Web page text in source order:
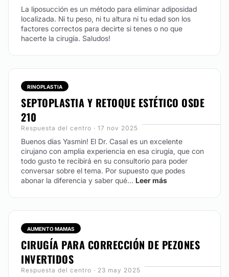
RINOMODELACIÓN
Este tratamiento se basa en la colocación de acido
hialurónico corrigiendo detalles como la giba, dorso o
punta nasal. El mismo se realiza en consultorio solo
colocando hielo previamente y la duración del
resultado es de hasta dos años.
CONTACTAR
FLEBOLOGÍA
progresando a largos y tortuosos lechos venosos
insuficientes que se manifiestan acompañados de
molestias e hinchazón. Los casos mas leves pueden
tratarse con escleroterapia. Esta técnica trata y
corrige las pequeñas arañitas vasculares haciendo
que desaparezcan. En los casos mas graves donde
La liposucción es un método para eliminar adiposidad
localizada. Ni tu peso, ni tu altura ni tu edad son los
factores correctos para decirte si tenes o no que
hacerte la cirugía. Saludos!
RINOPLASTIA
SEPTOPLASTIA Y RETOQUE ESTÉTICO OSDE
210
Respuesta del centro · 17 nov 2025
Buenos días Yasmin! El Dr. Casal es un excelente
cirujano con amplia experiencia en esa cirugía, que con
todo gusto te recibirá en su consultorio para poder
conversar sobre el tema. Por supuesto que podes
abonar la diferencia y saber qué... Leer más
AUMENTO MAMAS
CIRUGÍA PARA CORRECCIÓN DE PEZONES
INVERTIDOS
Respuesta del centro · 23 may 2025